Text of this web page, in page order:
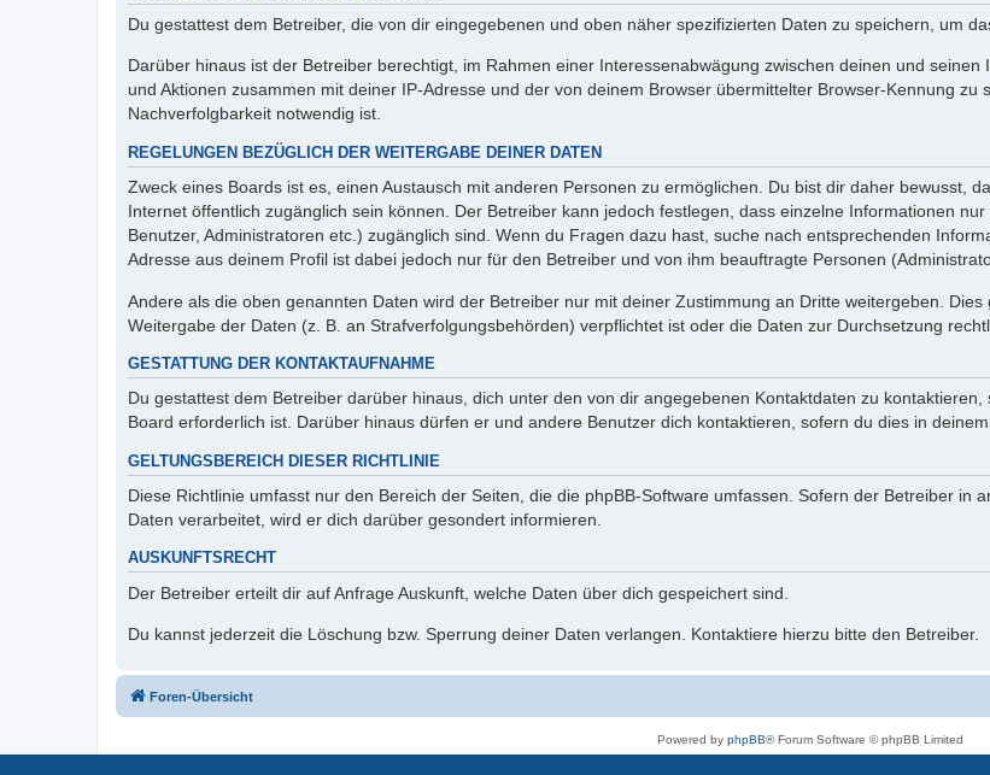
Du gestattest dem Betreiber, die von dir eingegebenen und oben näher spezifizierten Daten zu speichern, um
Darüber hinaus ist der Betreiber berechtigt, im Rahmen einer Interessenabwägung zwischen deinen und
und Aktionen zusammen mit deiner IP-Adresse und der von deinem Browser übermittelter Browser-Kennung
Nachverfolgbarkeit notwendig ist.
REGELUNGEN BEZÜGLICH DER WEITERGABE DEINER DATEN
Zweck eines Boards ist es, einen Austausch mit anderen Personen zu ermöglichen. Du bist dir daher bewusst,
Internet öffentlich zugänglich sein können. Der Betreiber kann jedoch festlegen, dass einzelne Informationen
Benutzer, Administratoren etc.) zugänglich sind. Wenn du Fragen dazu hast, suche nach entsprechenden
Adresse aus deinem Profil ist dabei jedoch nur für den Betreiber und von ihm beauftragte Personen
Andere als die oben genannten Daten wird der Betreiber nur mit deiner Zustimmung an Dritte weitergeben.
Weitergabe der Daten (z. B. an Strafverfolgungsbehörden) verpflichtet ist oder die Daten zur Durchsetzung
GESTATTUNG DER KONTAKTAUFNAHME
Du gestattest dem Betreiber darüber hinaus, dich unter den von dir angegebenen Kontaktdaten zu
Board erforderlich ist. Darüber hinaus dürfen er und andere Benutzer dich kontaktieren, sofern du dies in
GELTUNGSBEREICH DIESER RICHTLINIE
Diese Richtlinie umfasst nur den Bereich der Seiten, die die phpBB-Software umfassen. Sofern der Betreiber in
Daten verarbeitet, wird er dich darüber gesondert informieren.
AUSKUNFTSRECHT
Der Betreiber erteilt dir auf Anfrage Auskunft, welche Daten über dich gespeichert sind.
Du kannst jederzeit die Löschung bzw. Sperrung deiner Daten verlangen. Kontaktiere hierzu bitte den Betreiber.
Foren-Übersicht
Powered by phpBB® Forum Software © phpBB Limited